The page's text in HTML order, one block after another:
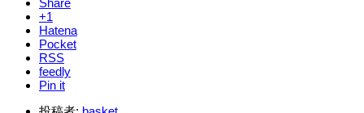
Share
+1
Hatena
Pocket
RSS
feedly
Pin it